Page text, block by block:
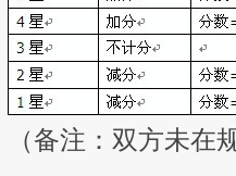
（备注：双方未